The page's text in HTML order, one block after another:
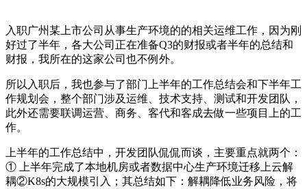
入职广州某上市公司从事生产环境的的相关运维工作，因为刚
好过了半年，各大公司正在准备Q3的财报或者半年的总结和
财报，我所在的这家公司也不例外。
所以入职后，我也参与了部门上半年的工作总结会和下半年工
作规划会，整个部门涉及运维、技术支持、测试和开发团队，
此外还需要联调运营、商务、客代和客成去做一些项目上的工
作。
上半年的工作总结中，开发团队侃侃而谈，主要重点就两个：
① 上半年完成了本地机房或者数据中心生产环境迁移上云解
耦②K8s的大规模引入；其总结如下：解耦降低业务风险，将